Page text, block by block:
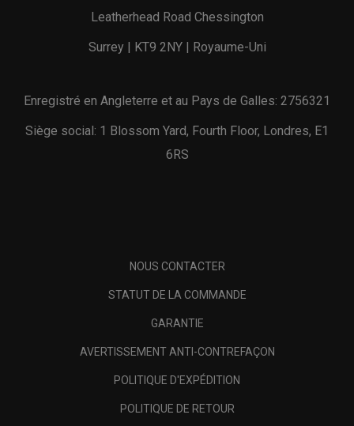
Leatherhead Road Chessington
Surrey | KT9 2NY | Royaume-Uni
Enregistré en Angleterre et au Pays de Galles: 2756321
Siège social: 1 Blossom Yard, Fourth Floor, Londres, E1
6RS
NOUS CONTACTER
STATUT DE LA COMMANDE
GARANTIE
AVERTISSEMENT ANTI-CONTREFAÇON
POLITIQUE D'EXPÉDITION
POLITIQUE DE RETOUR